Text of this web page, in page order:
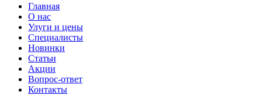
Главная
О нас
Улуги и цены
Специалисты
Новинки
Статьи
Акции
Вопрос-ответ
Контакты